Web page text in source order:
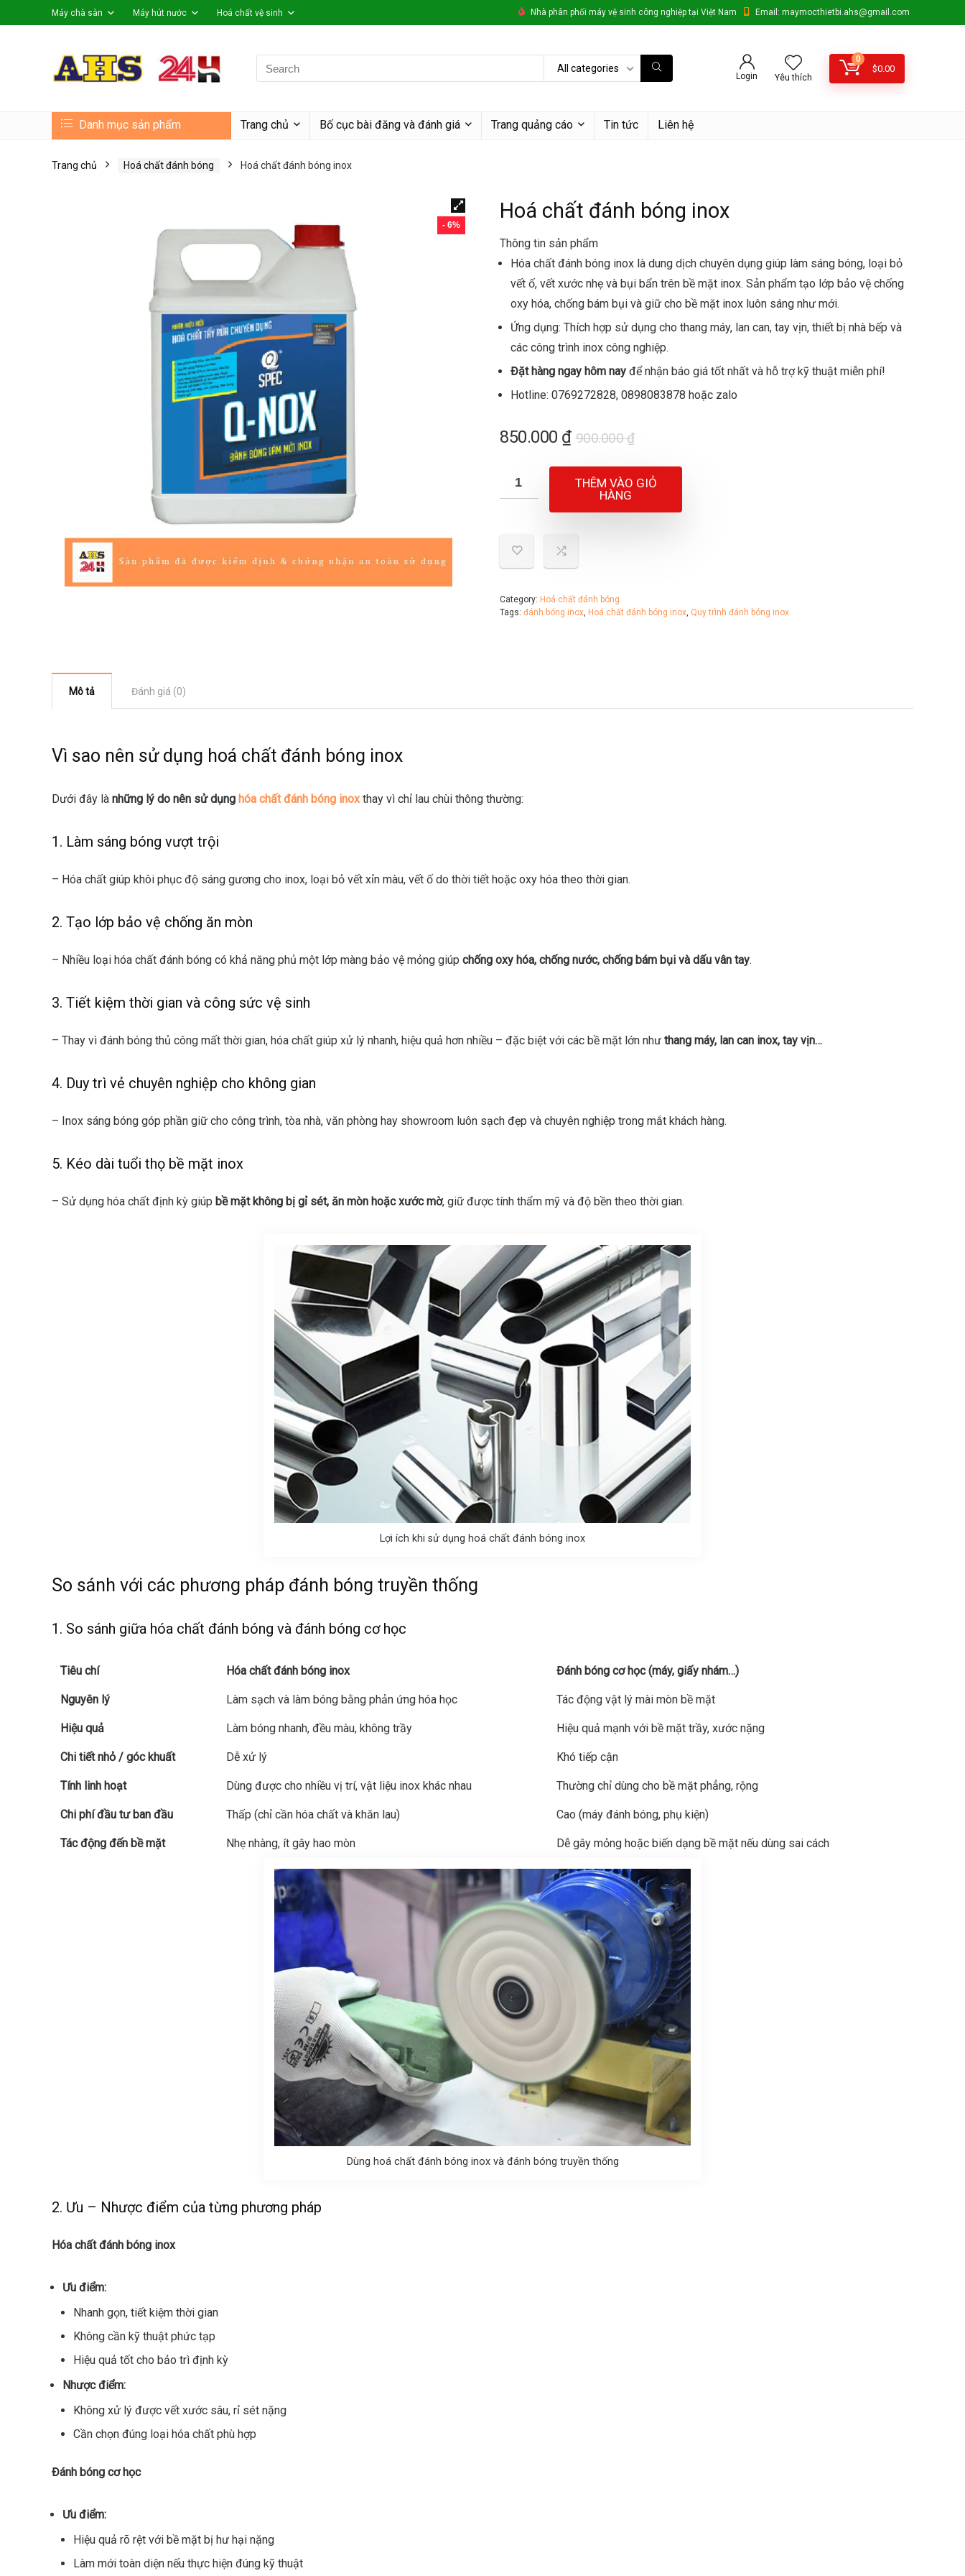
Máy chà sàn Máy hút nước Hoá chất vệ sinh Nhà phân phối máy vệ sinh công nghiệp tại Việt Nam Email: maymocthietbi.ahs@gmail.com
Search
for:
All categories
Login Yêu thích
0
$0.00
Danh mục sản phẩm Trang chủ Bố cục bài đăng và đánh giá Trang quảng cáo Tin tức Liên hệ
Trang chủ Hoá chất đánh bóng Hoá chất đánh bóng inox
- 6%
Hoá chất đánh bóng inox
Thông tin sản phẩm
Hóa chất đánh bóng inox là dung dịch chuyên dụng giúp làm sáng bóng, loại bỏ
vết ố, vết xước nhẹ và bụi bẩn trên bề mặt inox. Sản phẩm tạo lớp bảo vệ chống
oxy hóa, chống bám bụi và giữ cho bề mặt inox luôn sáng như mới.
Ứng dụng: Thích hợp sử dụng cho thang máy, lan can, tay vịn, thiết bị nhà bếp và
các công trình inox công nghiệp.
Đặt hàng ngay hôm nay để nhận báo giá tốt nhất và hỗ trợ kỹ thuật miễn phí!
Hotline: 0769272828, 0898083878 hoặc zalo
900.000₫Giá
là:
850.000 ₫
Giá
tại
850.000 ₫.
THÊM VÀO GIỎ
HÀNG
Category: Hoá chất đánh bóng
Tags: đánh bóng inox, Hoá chất đánh bóng inox, Quy trình đánh bóng inox
Mô tả Đánh giá (0)
Vì sao nên sử dụng hoá chất đánh bóng inox
Dưới đây là những lý do nên sử dụng hóa chất đánh bóng inoxthay vì chỉ lau chùi thông thường:
1. Làm sáng bóng vượt trội
– Hóa chất giúp khôi phục độ sáng gương cho inox, loại bỏ vết xỉn màu, vết ố do thời tiết hoặc oxy hóa theo thời gian.
2. Tạo lớp bảo vệ chống ăn mòn
– Nhiều loại hóa chất đánh bóng có khả năng phủ một lớp màng bảo vệ mỏng giúp chống oxy hóa, chống nước, chống bám bụi và dấu vân tay.
3. Tiết kiệm thời gian và công sức vệ sinh
– Thay vì đánh bóng thủ công mất thời gian, hóa chất giúp xử lý nhanh, hiệu quả hơn nhiều – đặc biệt với các bề mặt lớn như thang máy, lan can inox, tay vịn…
4. Duy trì vẻ chuyên nghiệp cho không gian
– Inox sáng bóng góp phần giữ cho công trình, tòa nhà, văn phòng hay showroom luôn sạch đẹp và chuyên nghiệp trong mắt khách hàng.
5. Kéo dài tuổi thọ bề mặt inox
– Sử dụng hóa chất định kỳ giúp bề mặt không bị gỉ sét, ăn mòn hoặc xước mờ, giữ được tính thẩm mỹ và độ bền theo thời gian.
Lợi ích khi sử dụng hoá chất đánh bóng inox
So sánh với các phương pháp đánh bóng truyền thống
1. So sánh giữa hóa chất đánh bóng và đánh bóng cơ học
Tiêu chí Hóa chất đánh bóng inox Đánh bóng cơ học (máy, giấy nhám…)
Nguyên lý Làm sạch và làm bóng bằng phản ứng hóa học Tác động vật lý mài mòn bề mặt
Hiệu quả Làm bóng nhanh, đều màu, không trầy Hiệu quả mạnh với bề mặt trầy, xước nặng
Chi tiết nhỏ / góc khuất Dễ xử lý Khó tiếp cận
Tính linh hoạt Dùng được cho nhiều vị trí, vật liệu inox khác nhau Thường chỉ dùng cho bề mặt phẳng, rộng
Chi phí đầu tư ban đầu Thấp (chỉ cần hóa chất và khăn lau) Cao (máy đánh bóng, phụ kiện)
Tác động đến bề mặt Nhẹ nhàng, ít gây hao mòn Dễ gây mỏng hoặc biến dạng bề mặt nếu dùng sai cách
Dùng hoá chất đánh bóng inox và đánh bóng truyền thống
2. Ưu – Nhược điểm của từng phương pháp
Hóa chất đánh bóng inox
Ưu điểm:
Nhanh gọn, tiết kiệm thời gian
Không cần kỹ thuật phức tạp
Hiệu quả tốt cho bảo trì định kỳ
Nhược điểm:
Không xử lý được vết xước sâu, rỉ sét nặng
Cần chọn đúng loại hóa chất phù hợp
Đánh bóng cơ học
Ưu điểm:
Hiệu quả rõ rệt với bề mặt bị hư hại nặng
Làm mới toàn diện nếu thực hiện đúng kỹ thuật